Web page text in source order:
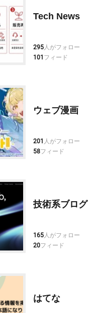
Tech News
295人がフォロー
101 フィード
ウェブ漫画
201 人がフォロー
58フィード
技術系ブログ
165人がフォロー
20フィード
はてな